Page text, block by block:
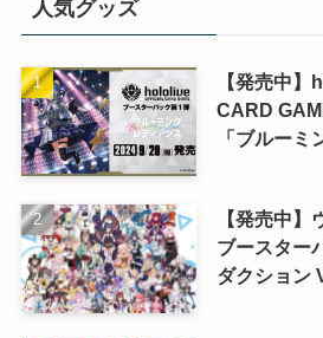
人気グッズ
【発売中
CARD
「ブルーミ
【発売中
ブースター
ダクション